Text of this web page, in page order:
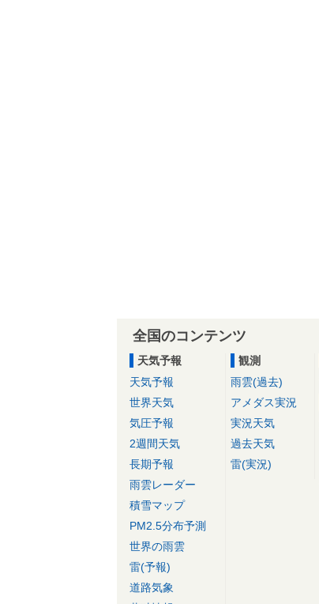
全国のコンテンツ
天気予報
天気予報
世界天気
気圧予報
2週間天気
長期予報
雨雲レーダー
積雪マップ
PM2.5分布予測
世界の雨雲
雷(予報)
道路気象
観測
雨雲(過去)
アメダス実況
実況天気
過去天気
雷(実況)